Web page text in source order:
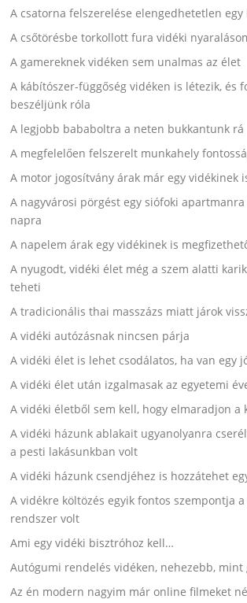
A csatorna felszerelése elengedhetetlen egy
A csőtörésbe torkollott fura vidéki
A gamereknek vidéken sem unalmas az élet
A kábítószer-függőség vidéken is létezik, és
beszéljünk róla
A legjobb bababoltra a neten bukkantunk rá
A megfelelően felszerelt munkahely
A motor jogosítvány árak már egy vidékinek
A nagyvárosi pörgést egy siófoki
napra
A napelem árak egy vidékinek is
A nyugodt, vidéki élet még a szem alatti
teheti
A tradicionális thai masszázs miatt járok
A vidéki autózásnak nincsen párja
A vidéki élet is lehet csodálatos, ha van egy
A vidéki élet után izgalmasak az egyetemi
A vidéki életből sem kell, hogy elmaradjon a
A vidéki házunk ablakait ugyanolyanra
a pesti lakásunkban volt
A vidéki házunk csendjéhez is hozzátehet
A vidékre költözés egyik fontos szempontja
rendszer volt
Ami egy vidéki bisztróhoz kell…
Autógumi rendelés vidéken, nehezebb, mint
Az én modern nagyim már online filmeket